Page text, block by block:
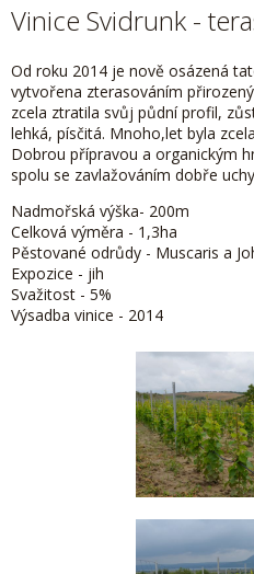
Vinice Svidrunk -
Od roku 2014 je nově osázená
vytvořena zterasováním
zcela ztratila svůj půdní profil,
lehká, písčitá. Mnoho,let byla
Dobrou přípravou a organickým
spolu se zavlažováním dobře
Nadmořská výška- 200m
Celková výměra - 1,3ha
Pěstované odrůdy - Muscaris a
Expozice - jih
Svažitost - 5%
Výsadba vinice - 2014